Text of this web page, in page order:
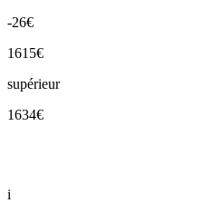
-26€
1615€
supérieur
1634€
i